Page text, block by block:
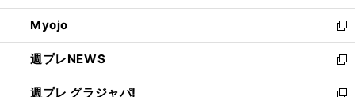
開
く
ウ
で
開
く
ン
ド
ウ
で
開
く
ウ
ィ
ン
ド
ウ
で
Myojo
新
し
い
ウ
週プレNEWS
新
し
週プレ グラジャパ!